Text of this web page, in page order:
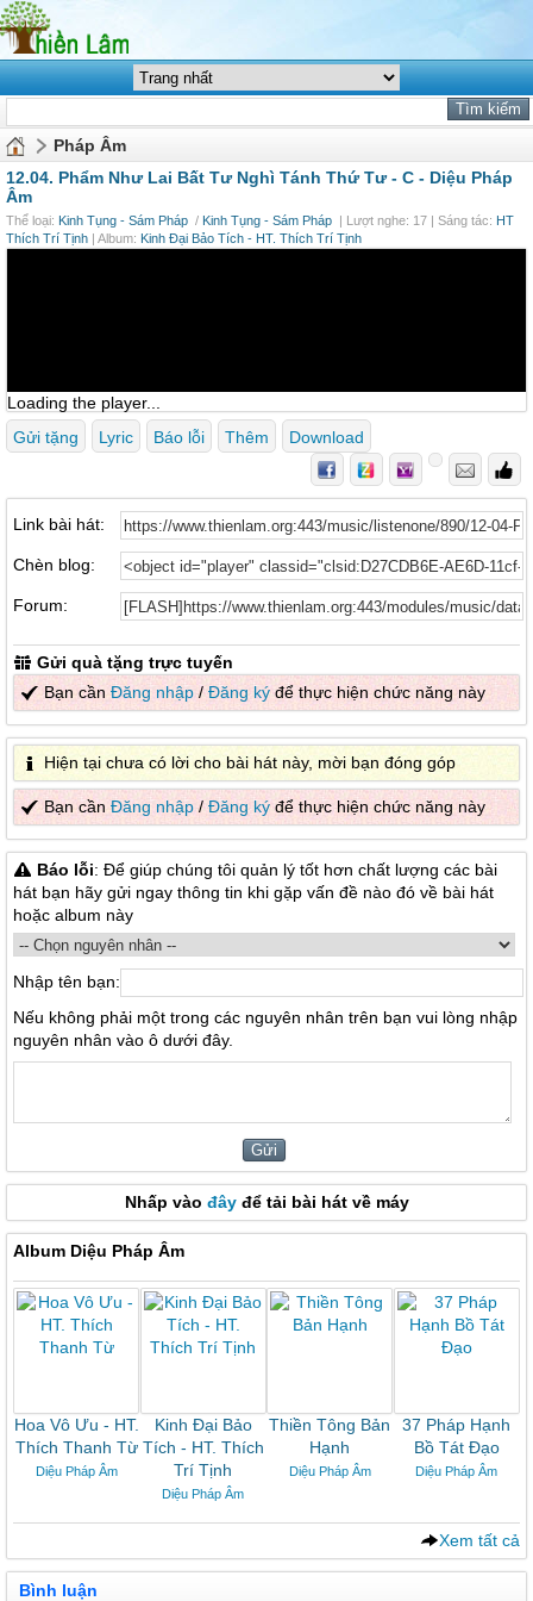
Pháp Âm
12.04. Phẩm Như Lai Bất Tư Nghì Tánh Thứ Tư - C - Diệu Pháp
Âm
Thể loại: Kinh Tụng - Sám Pháp / Kinh Tụng - Sám Pháp | Lượt nghe: 17 | Sáng tác: HT
Thích Trí Tịnh | Album: Kinh Đại Bảo Tích - HT. Thích Trí Tịnh
Loading the player...
Gửi tặng
Lyric Báo lỗi Thêm Download
Link bài hát:
Chèn blog:
Forum:
Gửi quà tặng trực tuyến
Bạn cầnĐăng nhập / Đăng kýđể thực hiện chức năng này
Hiện tại chưa có lời cho bài hát này, mời bạn đóng góp
Bạn cầnĐăng nhập / Đăng kýđể thực hiện chức năng này
Báo lỗi: Để giúp chúng tôi quản lý tốt hơn chất lượng các bài
hát bạn hãy gửi ngay thông tin khi gặp vấn đề nào đó về bài hát
hoặc album này
Nhập tên bạn:
Nếu không phải một trong các nguyên nhân trên bạn vui lòng nhập
nguyên nhân vào ô dưới đây.
Nhấp vào đâyđể tải bài hát về máy
Album Diệu Pháp Âm
Hoa Vô Ưu - HT.
Thích Thanh Từ
Diệu Pháp Âm
Kinh Đại Bảo
Tích - HT. Thích
Trí Tịnh
Diệu Pháp Âm
Thiền Tông Bản
Hạnh
Diệu Pháp Âm
37 Pháp Hạnh
Bồ Tát Đạo
Diệu Pháp Âm
Xem tất cả
Bình luận